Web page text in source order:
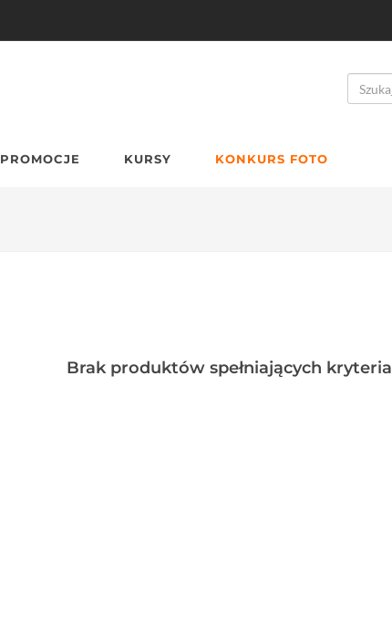
PROMOCJE KURSY KONKURS FOTO
Brak produktów spełniających kryteria